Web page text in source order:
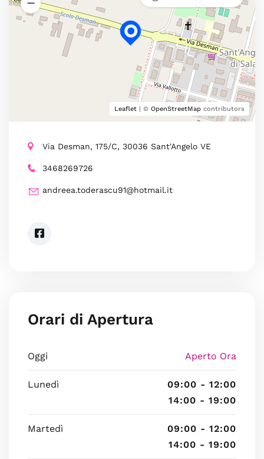
Leaflet | © OpenStreetMap contributors
Via Desman, 175/C, 30036 Sant'Angelo VE
3468269726
andreea.toderascu91@hotmail.it
Orari di Apertura
Oggi Aperto Ora
Lunedì
09:00 - 12:00
14:00 - 19:00
Martedì
09:00 - 12:00
14:00 - 19:00